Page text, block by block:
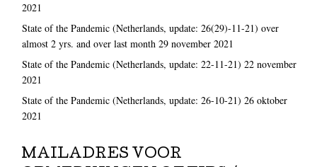
2021
State of the Pandemic (Netherlands, update: 26(29)-11-21) over
almost 2 yrs. and over last month 29 november 2021
State of the Pandemic (Netherlands, update: 22-11-21) 22 november
2021
State of the Pandemic (Netherlands, update: 26-10-21) 26 oktober
2021
MAILADRES VOOR